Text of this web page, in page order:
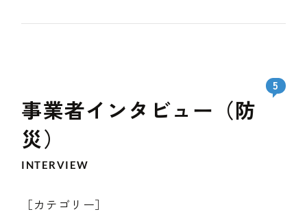
事業者インタビュー（防
災）
INTERVIEW
5
［カテゴリー］